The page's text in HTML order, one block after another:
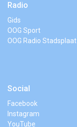
Radio
Gids
OOG Sport
OOG Radio Stadsplaat
Social
Facebook
Instagram
YouTube